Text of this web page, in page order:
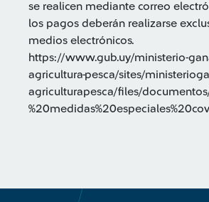
se realicen mediante correo
los pagos deberán realizarse
medios electrónicos.
https://www.gub.uy/ministerio-
agricultura-pesca/sites/
agriculturapesca/files/